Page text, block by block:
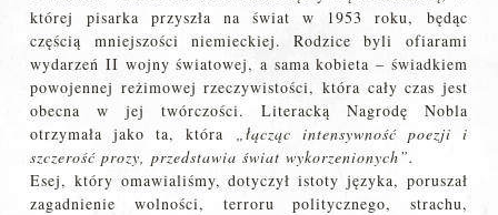
której pisarka przyszła na świat w 1953 roku, będąc
częścią mniejszości niemieckiej. Rodzice byli ofiarami
wydarzeń II wojny światowej, a sama kobieta – świadkiem
powojennej reżimowej rzeczywistości, która cały czas jest
obecna w jej twórczości. Literacką Nagrodę Nobla
otrzymała jako ta, która „łącząc intensywność poezji i
szczerość prozy, przedstawia świat wykorzenionych”.
Esej, który omawialiśmy, dotyczył istoty języka, poruszał
zagadnienie wolności, terroru politycznego, strachu,